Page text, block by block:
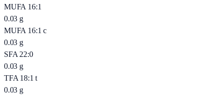
MUFA 16:1
0.03 g
MUFA 16:1 c
0.03 g
SFA 22:0
0.03 g
TFA 18:1 t
0.03 g